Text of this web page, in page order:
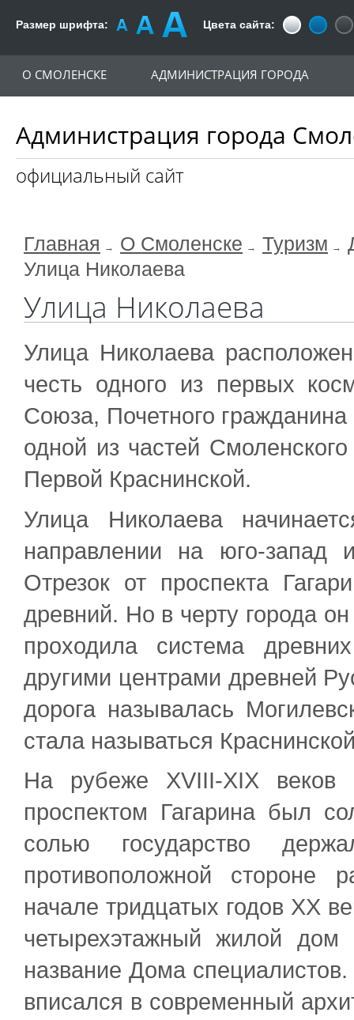
Размер шрифта: Цвета сайта:
Администрация города
официальный сайт
О СМОЛЕНСКЕ АДМИНИСТРАЦИЯ ГОРОДА
Главная О Смоленске Туризм
Улица Николаева
Улица Николаева
​Улица Николаева
честь одного из первых
Союза, Почетного
одной из частей
Первой Краснинской.
Улица Николаева
направлении на юго-запад
Отрезок от проспекта
древний. Но в черту города
проходила система
другими центрами древней
дорога называлась
стала называться
На рубеже XVIII-XIX веков
проспектом Гагарина был
солью государство
противоположной стороне
начале тридцатых годов XX
четырехэтажный жилой
название Дома
вписался в современный